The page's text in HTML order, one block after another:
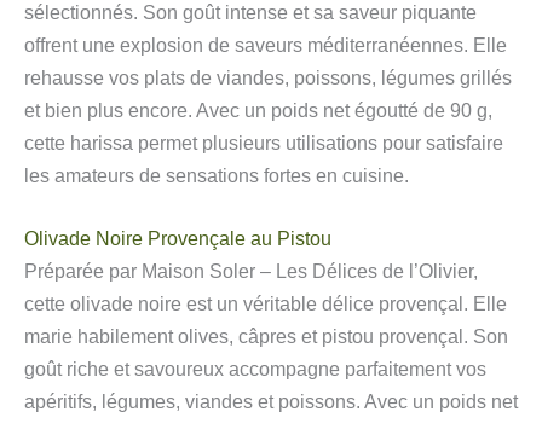
sélectionnés. Son goût intense et sa saveur piquante
offrent une explosion de saveurs méditerranéennes. Elle
rehausse vos plats de viandes, poissons, légumes grillés
et bien plus encore. Avec un poids net égoutté de 90 g,
cette harissa permet plusieurs utilisations pour satisfaire
les amateurs de sensations fortes en cuisine.
Olivade Noire Provençale au Pistou
Préparée par Maison Soler – Les Délices de l’Olivier,
cette olivade noire est un véritable délice provençal. Elle
marie habilement olives, câpres et pistou provençal. Son
goût riche et savoureux accompagne parfaitement vos
apéritifs, légumes, viandes et poissons. Avec un poids net